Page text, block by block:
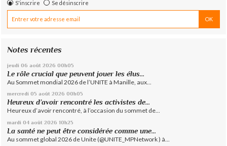
S'inscrire Se désinscrire
Notes récentes
jeudi 06 août 2026 00h05
Le rôle crucial que peuvent jouer les élus...
Au Sommet mondial 2026 de l’UNITE à Manille, aux...
mercredi 05 août 2026 00h05
Heureux d’avoir rencontré les activistes de...
Heureux d’avoir rencontré, à l’occasion du sommet de...
mardi 04 août 2026 10h25
La santé ne peut être considérée comme une...
Au sommet global 2026 de Unite (@UNITE_MPNetwork ) à...